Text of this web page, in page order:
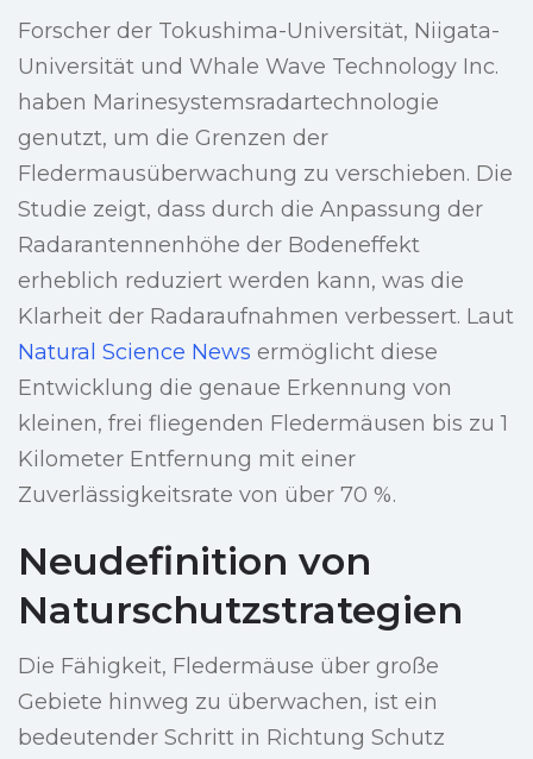
Forscher der Tokushima-Universität, Niigata-
Universität und Whale Wave Technology Inc.
haben Marinesystemsradartechnologie
genutzt, um die Grenzen der
Fledermausüberwachung zu verschieben. Die
Studie zeigt, dass durch die Anpassung der
Radarantennenhöhe der Bodeneffekt
erheblich reduziert werden kann, was die
Klarheit der Radaraufnahmen verbessert. Laut
Natural Science News ermöglicht diese
Entwicklung die genaue Erkennung von
kleinen, frei fliegenden Fledermäusen bis zu 1
Kilometer Entfernung mit einer
Zuverlässigkeitsrate von über 70 %.
Neudefinition von
Naturschutzstrategien
Die Fähigkeit, Fledermäuse über große
Gebiete hinweg zu überwachen, ist ein
bedeutender Schritt in Richtung Schutz